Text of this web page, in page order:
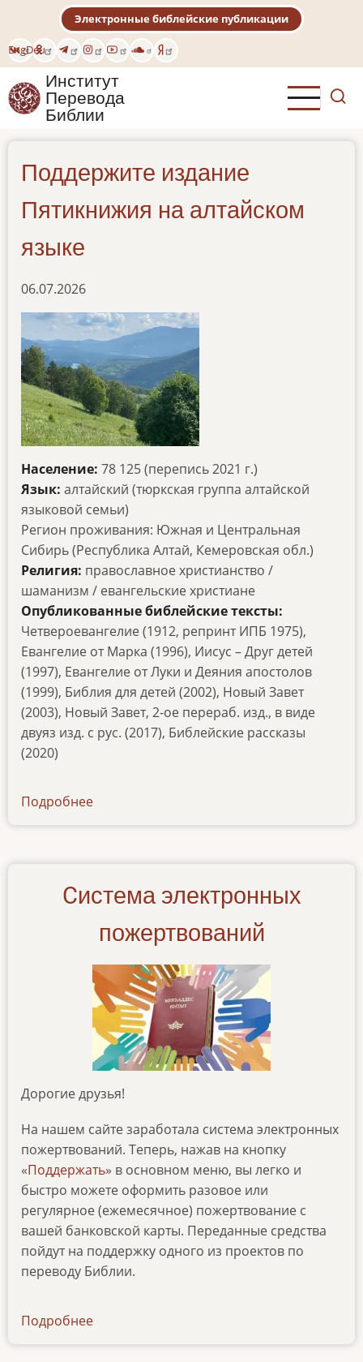
основному
содержанию
EngDeu
Электронные библейские публикации
Институт
Перевода
Библии
Поддержите издание
Пятикнижия на алтайском
языке
06.07.2026
Население: 78 125 (перепись 2021 г.)
Язык: алтайский (тюркская группа алтайской
языковой семьи)
Регион проживания: Южная и Центральная
Сибирь (Республика Алтай, Кемеровская обл.)
Религия: православное христианство /
шаманизм / евангельские христиане
Опубликованные библейские тексты:
Четвероевангелие (1912, репринт ИПБ 1975),
Евангелие от Марка (1996), Иисус – Друг детей
(1997), Евангелие от Луки и Деяния апостолов
(1999), Библия для детей (2002), Новый Завет
(2003), Новый Завет, 2-ое перераб. изд., в виде
двуяз изд. с рус. (2017), Библейские рассказы
(2020)
Подробнее
pyatiknizhiya-
altajskom-
Cистема электронных
пожертвований
Дорогие друзья!
На нашем сайте заработала система электронных
пожертвований. Теперь, нажав на кнопку
«Поддержать» в основном меню, вы легко и
быстро можете оформить разовое или
регулярное (ежемесячное) пожертвование с
вашей банковской карты. Переданные средства
пойдут на поддержку одного из проектов по
переводу Библии.
Подробнее